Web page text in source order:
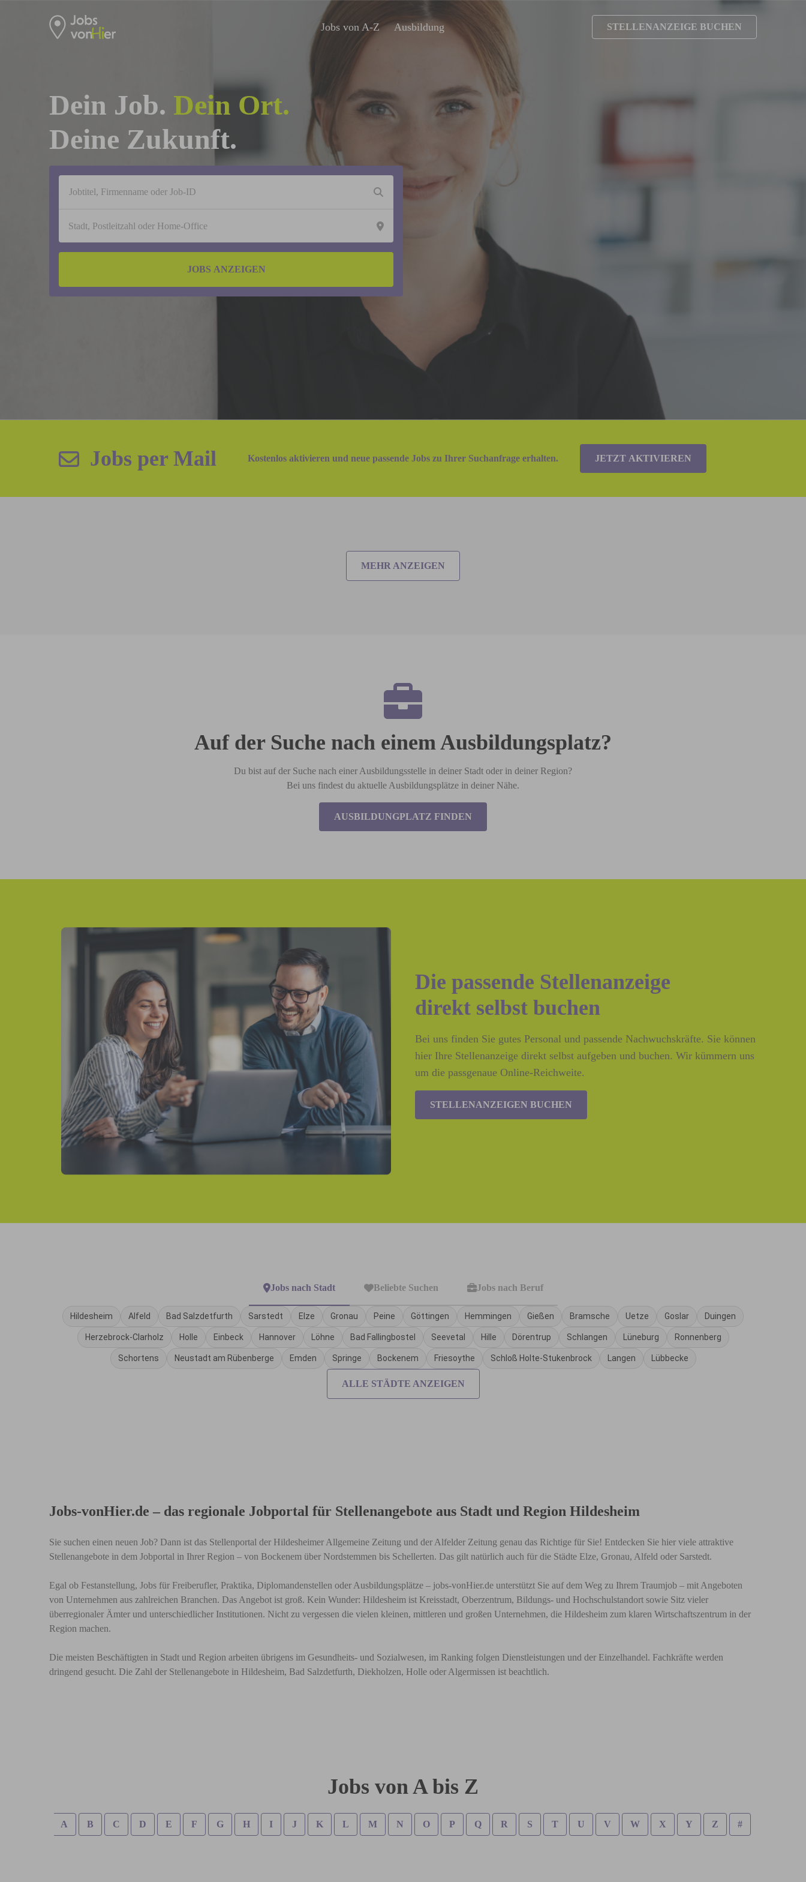
Jobs von A-Z Ausbildung STELLENANZEIGE BUCHEN
Dein Job. Dein Ort.
Deine Zukunft.
JOBS ANZEIGEN
Jobs per Mail Kostenlos aktivieren und neue passende Jobs zu Ihrer Suchanfrage erhalten. JETZT AKTIVIEREN
MEHR ANZEIGEN
Auf der Suche nach einem Ausbildungsplatz?
Du bist auf der Suche nach einer Ausbildungsstelle in deiner Stadt oder in deiner Region?
Bei uns findest du aktuelle Ausbildungsplätze in deiner Nähe.
AUSBILDUNGPLATZ FINDEN
Die passende Stellenanzeige
direkt selbst buchen
Bei uns finden Sie gutes Personal und passende Nachwuchskräfte. Sie können
hier Ihre Stellenanzeige direkt selbst aufgeben und buchen. Wir kümmern uns
um die passgenaue Online-Reichweite.
STELLENANZEIGEN BUCHEN
Jobs nach Stadt Beliebte Suchen Jobs nach Beruf
Hildesheim Alfeld Bad Salzdetfurth Sarstedt Elze Gronau Peine Göttingen Hemmingen Gießen Bramsche Uetze Goslar Duingen
Herzebrock-Clarholz Holle Einbeck Hannover Löhne Bad Fallingbostel Seevetal Hille Dörentrup Schlangen Lüneburg Ronnenberg
Schortens Neustadt am Rübenberge Emden Springe Bockenem Friesoythe Schloß Holte-Stukenbrock Langen Lübbecke
ALLE STÄDTE ANZEIGEN
Jobs-vonHier.de – das regionale Jobportal für Stellenangebote aus Stadt und Region Hildesheim
Sie suchen einen neuen Job? Dann ist das Stellenportal der Hildesheimer Allgemeine Zeitung und der Alfelder Zeitung genau das Richtige für Sie! Entdecken Sie hier viele attraktive
Stellenangebote in dem Jobportal in Ihrer Region – von Bockenem über Nordstemmen bis Schellerten. Das gilt natürlich auch für die Städte Elze, Gronau, Alfeld oder Sarstedt.
Egal ob Festanstellung, Jobs für Freiberufler, Praktika, Diplomandenstellen oder Ausbildungsplätze – jobs-vonHier.de unterstützt Sie auf dem Weg zu Ihrem Traumjob – mit Angeboten
von Unternehmen aus zahlreichen Branchen. Das Angebot ist groß. Kein Wunder: Hildesheim ist Kreisstadt, Oberzentrum, Bildungs- und Hochschulstandort sowie Sitz vieler
überregionaler Ämter und unterschiedlicher Institutionen. Nicht zu vergessen die vielen kleinen, mittleren und großen Unternehmen, die Hildesheim zum klaren Wirtschaftszentrum in der
Region machen.
Die meisten Beschäftigten in Stadt und Region arbeiten übrigens im Gesundheits- und Sozialwesen, im Ranking folgen Dienstleistungen und der Einzelhandel. Fachkräfte werden
dringend gesucht. Die Zahl der Stellenangebote in Hildesheim, Bad Salzdetfurth, Diekholzen, Holle oder Algermissen ist beachtlich.
Jobs von A bis Z
A B C D E F G H I J K L M N O P Q R S T U V W X Y Z #